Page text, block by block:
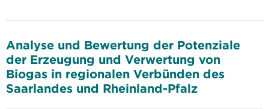
Analyse und Bewertung der Potenziale
der Erzeugung und Verwertung von
Biogas in regionalen Verbünden des
Saarlandes und Rheinland-Pfalz